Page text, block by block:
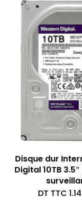
Disque dur
Digital 10TB
DT TTC